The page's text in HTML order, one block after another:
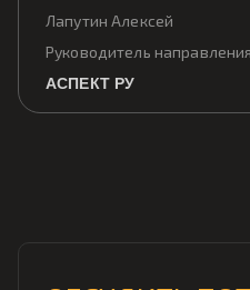
Лапутин Алексей
Руководитель
АСПЕКТ РУ